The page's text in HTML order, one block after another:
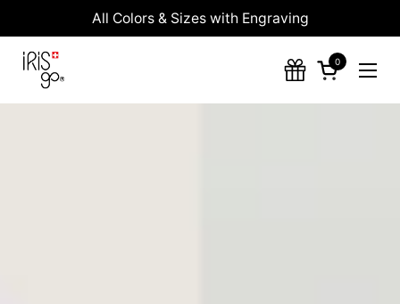
Skip to contentAll Colors & Sizes with Engraving
Open cart
0